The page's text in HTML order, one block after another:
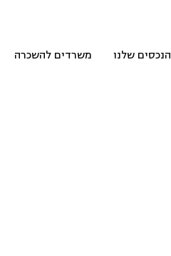
הנכסים שלנו משרדים להשכרה